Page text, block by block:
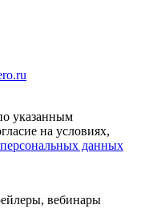
указанным
на условиях,
данных
вебинары